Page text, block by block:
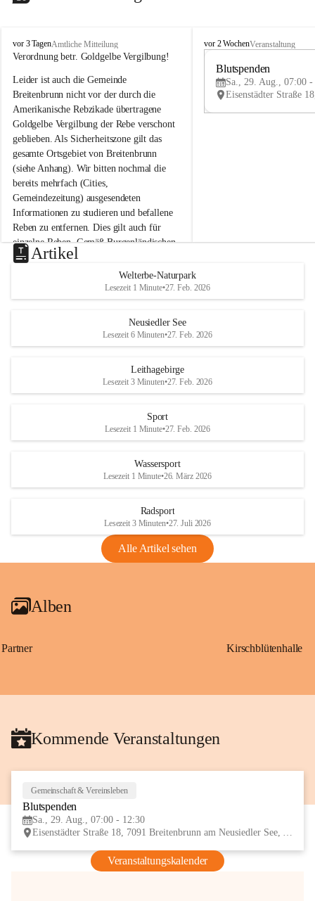
B
r
i
t
e
n
b
r
u
n
n
a
m
N
e
u
s
d
S
vor 3 TagenAmtliche Mitteilung
Verordnung betr. Goldgelbe Vergilbung!
Leider ist auch die Gemeinde
Breitenbrunn nicht vor der durch die
Amerikanische Rebzikade übertragene
Goldgelbe Vergilbung der Rebe verschont
geblieben. Als Sicherheitszone gilt das
gesamte Ortsgebiet von Breitenbrunn
(siehe Anhang). Wir bitten nochmal die
bereits mehrfach (Cities,
Gemeindezeitung) ausgesendeten
Informationen zu studieren und befallene
Reben zu entfernen. Dies gilt auch für
einzelne Reben. Gemäß Burgenländischen
Weinbaugesetz sind nicht gepflegte oder
unzulässige Weingärten zu roden! Bitte
helfen wir zusammen um unsere Winzer
vor den prognostizierten Ernteausfällen
und den daraus folgenden wirtschaftlichen
Maßnahmen zur Bekämpfung
Rebe und der Amerikanischen
Anhang VBl. EU Nr. 18
1 Seite•1,4 MB
VBl. EU Nr. 18_2026
B
e
u
e
d
r
S
vor 2 WochenVeranstaltung
Blutspenden
Sa., 29. Aug., 07:00 -
Artikel
Welterbe-Naturpark
Lesezeit 1 Minute•27. Feb. 2026
Neusiedler See
Lesezeit 6 Minuten•27. Feb. 2026
Leithagebirge
Lesezeit 3 Minuten•27. Feb. 2026
Sport
Lesezeit 1 Minute•27. Feb. 2026
Wassersport
Lesezeit 1 Minute•26. März 2026
Radsport
Lesezeit 3 Minuten•27. Juli 2026
Alle Artikel sehen
Alben
Partner Kirschblütenhalle
Kommende Veranstaltungen
Gemeinschaft & Vereinsleben
Blutspenden
Sa., 29. Aug., 07:00 - 12:30
Eisenstädter Straße 18, 7091 Breitenbrunn am Neusiedler See, AUT
Veranstaltungskalender